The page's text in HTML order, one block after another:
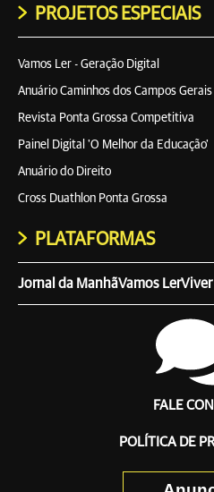
PROJETOS ESPECIAIS
Vamos Ler - Geração Digital
Anuário Caminhos dos Campos Gerais
Revista Ponta Grossa Competitiva
Painel Digital 'O Melhor da Educação'
Anuário do Direito
Cross Duathlon Ponta Grossa
PLATAFORMAS
Jornal da ManhãVamos LerViver
FALE
POLÍTICA DE